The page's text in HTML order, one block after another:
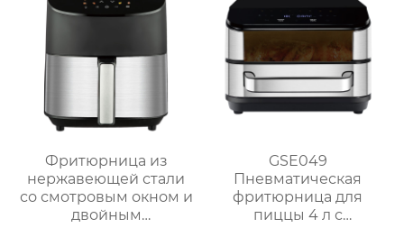
Фритюрница из
нержавеющей стали
со смотровым окном и
двойным
GSE049
Пневматическая
фритюрница для
пиццы 4 л с